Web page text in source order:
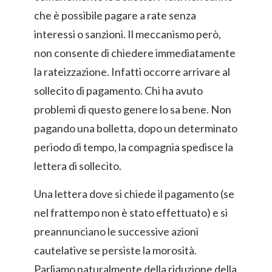
che è possibile pagare a rate senza
interessi o sanzioni. Il meccanismo però,
non consente di chiedere immediatamente
la rateizzazione. Infatti occorre arrivare al
sollecito di pagamento. Chi ha avuto
problemi di questo genere lo sa bene. Non
pagando una bolletta, dopo un determinato
periodo di tempo, la compagnia spedisce la
lettera di sollecito.
Una lettera dove si chiede il pagamento (se
nel frattempo non è stato effettuato) e si
preannunciano le successive azioni
cautelative se persiste la morosità.
Parliamo naturalmente della riduzione della